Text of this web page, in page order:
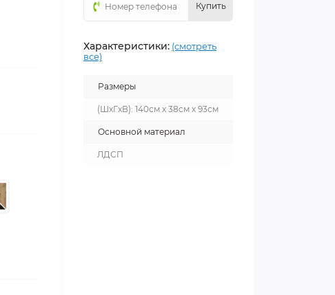
Купить
Характеристики: (смотреть
все)
Размеры
(ШxГxВ): 140см x 38см x 93см
Основной материал
ЛДСП